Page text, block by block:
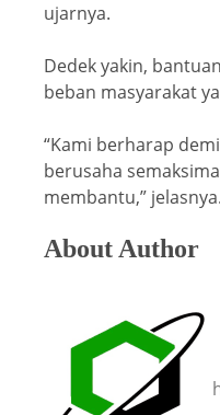
ujarnya.
Dedek yakin,
beban masyarakat
“Kami berharap
berusaha
membantu,” jelasnya.
About Author